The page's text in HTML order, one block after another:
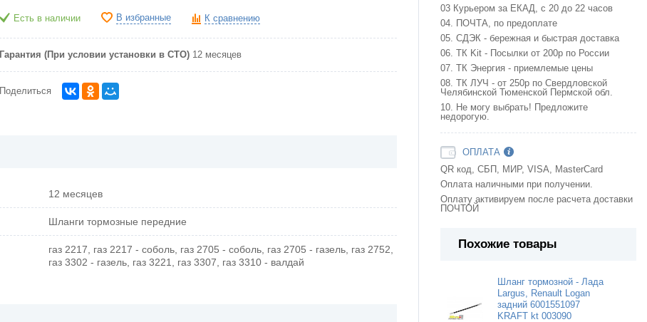
Есть в наличии В избранные К сравнению
Гарантия (При условии установки в СТО) 12 месяцев
Поделиться
12 месяцев
Шланги тормозные передние
газ 2217, газ 2217 - соболь, газ 2705 - соболь, газ 2705 - газель, газ 2752,
газ 3302 - газель, газ 3221, газ 3307, газ 3310 - валдай
03 Курьером за ЕКАД, с 20 до 22 часов
04. ПОЧТА, по предоплате
05. СДЭК - бережная и быстрая доставка
06. ТК Kit - Посылки от 200р по России
07. ТК Энергия - приемлемые цены
08. ТК ЛУЧ - от 250р по Свердловской
Челябинской Тюменской Пермской обл.
10. Не могу выбрать! Предложите
недорогую.
ОПЛАТА
QR код, СБП, МИР, VISA, MasterCard
Оплата наличными при получении.
Оплату активируем после расчета доставки
ПОЧТОЙ
Похожие товары
Шланг тормозной - Лада
Largus, Renault Logan
задний 6001551097
KRAFT kt 003090